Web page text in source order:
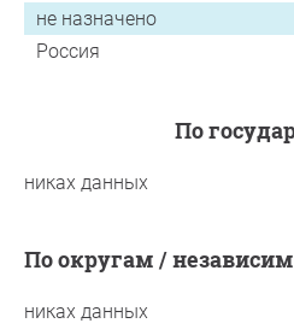
не назначено
Россия
по
никах данных
по округам / независимым городам
никах данных